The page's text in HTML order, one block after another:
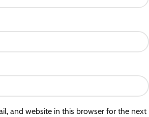
and website in this browser for the next